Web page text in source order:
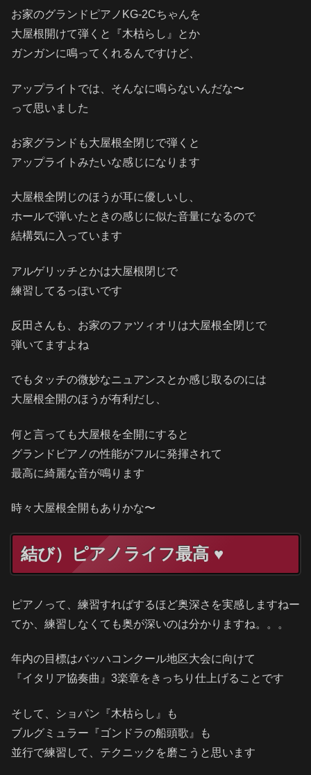
お家のグランドピアノKG-2Cちゃんを
大屋根開けて弾くと『木枯らし』とか
ガンガンに鳴ってくれるんですけど、
アップライトでは、そんなに鳴らないんだな〜
って思いました
お家グランドも大屋根全閉じで弾くと
アップライトみたいな感じになります
大屋根全閉じのほうが耳に優しいし、
ホールで弾いたときの感じに似た音量になるので
結構気に入っています
アルゲリッチとかは大屋根閉じで
練習してるっぽいです
反田さんも、お家のファツィオリは大屋根全閉じで
弾いてますよね
でもタッチの微妙なニュアンスとか感じ取るのには
大屋根全開のほうが有利だし、
何と言っても大屋根を全開にすると
グランドピアノの性能がフルに発揮されて
最高に綺麗な音が鳴ります
時々大屋根全開もありかな〜
結び）ピアノライフ最高 ♥
ピアノって、練習すればするほど奥深さを実感しますねー
てか、練習しなくても奥が深いのは分かりますね。。。
年内の目標はバッハコンクール地区大会に向けて
『イタリア協奏曲』3楽章をきっちり仕上げることです
そして、ショパン『木枯らし』も
ブルグミュラー『ゴンドラの船頭歌』も
並行で練習して、テクニックを磨こうと思います